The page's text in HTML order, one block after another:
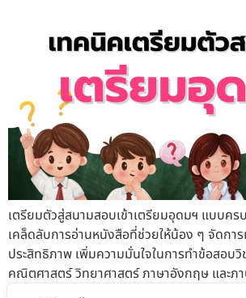
เตรียมตัวสู่สนามสอบเข้าเตรียมอุดมฯ แบบค
เคล็ดลับการอ่านหนังสือที่ช่วยให้น้อง ๆ จัดการ
ประสิทธิภาพ เพิ่มความมั่นใจในการทำข้อสอบวิ
คณิตศาสตร์ วิทยาศาสตร์ ภาษาอังกฤษ และภ